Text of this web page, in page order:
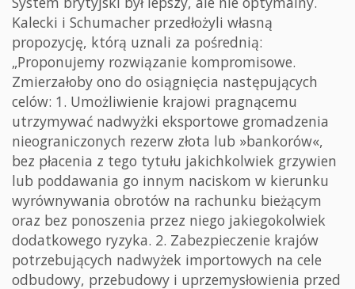
Kalecki i Schumacher przedłożyli własną
propozycję, którą uznali za pośrednią:
„Proponujemy rozwiązanie kompromisowe.
Zmierzałoby ono do osiągnięcia następujących
celów: 1. Umożliwienie krajowi pragnącemu
utrzymywać nadwyżki eksportowe gromadzenia
nieograniczonych rezerw złota lub »bankorów«,
bez płacenia z tego tytułu jakichkolwiek grzywien
lub poddawania go innym naciskom w kierunku
wyrównywania obrotów na rachunku bieżącym
oraz bez ponoszenia przez niego jakiegokolwiek
dodatkowego ryzyka. 2. Zabezpieczenie krajów
potrzebujących nadwyżek importowych na cele
odbudowy, przebudowy i uprzemysłowienia przed